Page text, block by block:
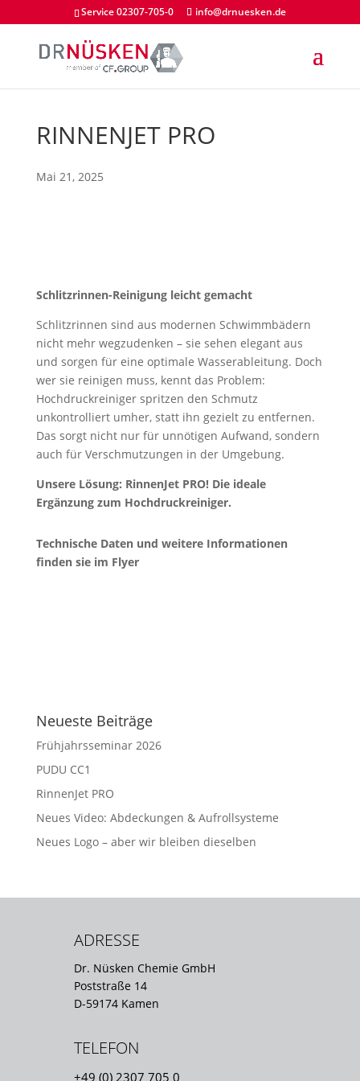
Service 02307-705-0 info@drnuesken.de
RINNENJET PRO
Mai 21, 2025
Schlitzrinnen-Reinigung leicht gemacht
Schlitzrinnen sind aus modernen Schwimmbädern
nicht mehr wegzudenken – sie sehen elegant aus
und sorgen für eine optimale Wasserableitung. Doch
wer sie reinigen muss, kennt das Problem:
Hochdruckreiniger spritzen den Schmutz
unkontrolliert umher, statt ihn gezielt zu entfernen.
Das sorgt nicht nur für unnötigen Aufwand, sondern
auch für Verschmutzungen in der Umgebung.
Unsere Lösung: RinnenJet PRO! Die ideale
Ergänzung zum Hochdruckreiniger.
Technische Daten und weitere Informationen
finden sie im Flyer
Neueste Beiträge
Frühjahrsseminar 2026
PUDU CC1
RinnenJet PRO
Neues Video: Abdeckungen & Aufrollsysteme
Neues Logo – aber wir bleiben dieselben
ADRESSE
Dr. Nüsken Chemie GmbH
Poststraße 14
D-59174 Kamen
TELEFON
+49 (0) 2307 705 0